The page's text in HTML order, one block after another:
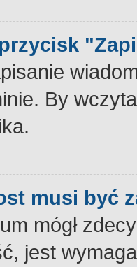
By
musi być
mógł
jest